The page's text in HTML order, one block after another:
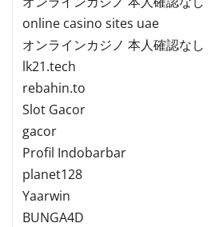
online casino sites uae
オンラインカジノ 本人確認なし
lk21.tech
rebahin.to
Slot Gacor
gacor
Profil Indobarbar
planet128
Yaarwin
BUNGA4D